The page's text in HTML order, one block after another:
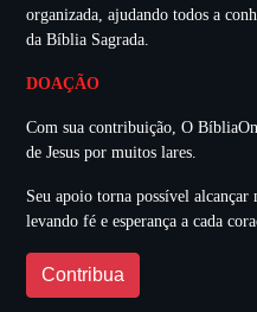
organizada, ajudando todos a
da Bíblia Sagrada.
DOAÇÃO
Com sua contribuição, O
de Jesus por muitos lares.
Seu apoio torna possível alcançar
levando fé e esperança a cada
Contribua